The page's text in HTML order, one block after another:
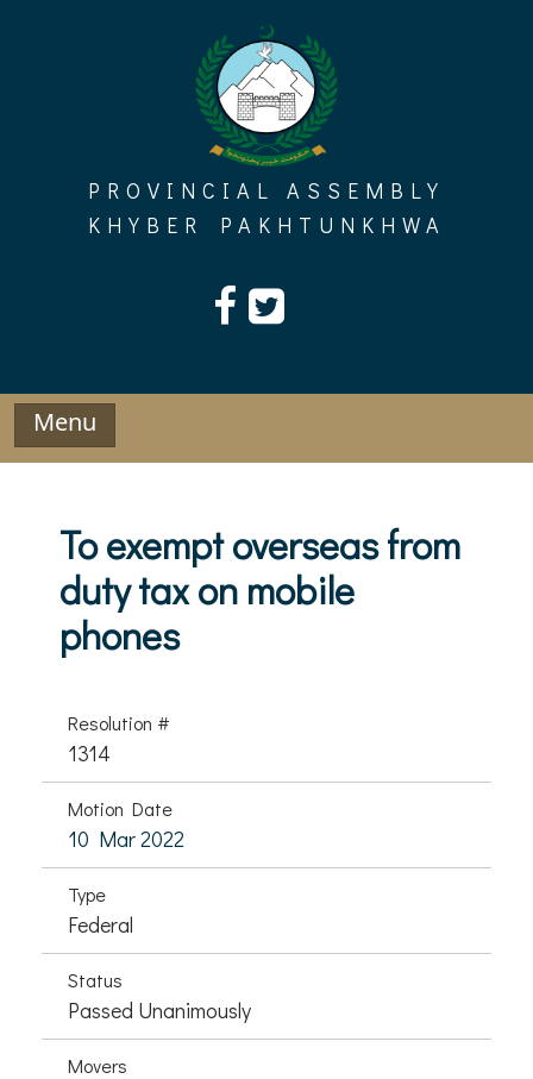
PROVINCIAL ASSEMBLY
KHYBER PAKHTUNKHWA
Menu
To exempt overseas from
duty tax on mobile
phones
Resolution #
1314
Motion Date
10 Mar 2022
Type
Federal
Status
Passed Unanimously
Movers